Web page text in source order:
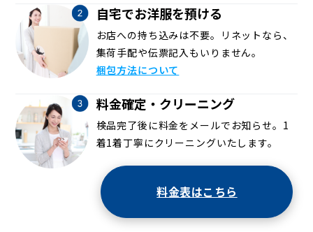
自宅でお洋服を預ける
お店への持ち込みは不要。リネットなら、
集荷手配や伝票記入もいりません。
梱包方法について
料金確定・クリーニング
検品完了後に料金をメールでお知らせ。1
着1着丁寧にクリーニングいたします。
料金表はこちら